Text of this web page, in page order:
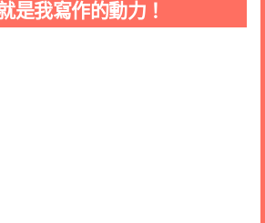
是我寫作的動力！